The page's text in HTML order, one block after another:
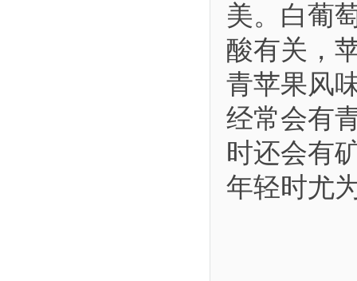
美。白葡
酸有关，
青苹果风
经常会有
时还会有
年轻时尤